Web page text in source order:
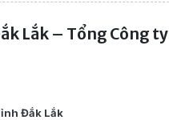
Lắk – Tổng Công
Đắk Lắk